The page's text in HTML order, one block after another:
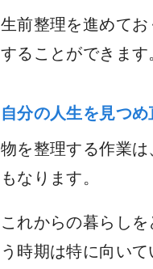
生前整理を進めて
することができます
自分の人生を見つ
物を整理する作業
もなります。
これからの暮らし
う時期は特に向いて